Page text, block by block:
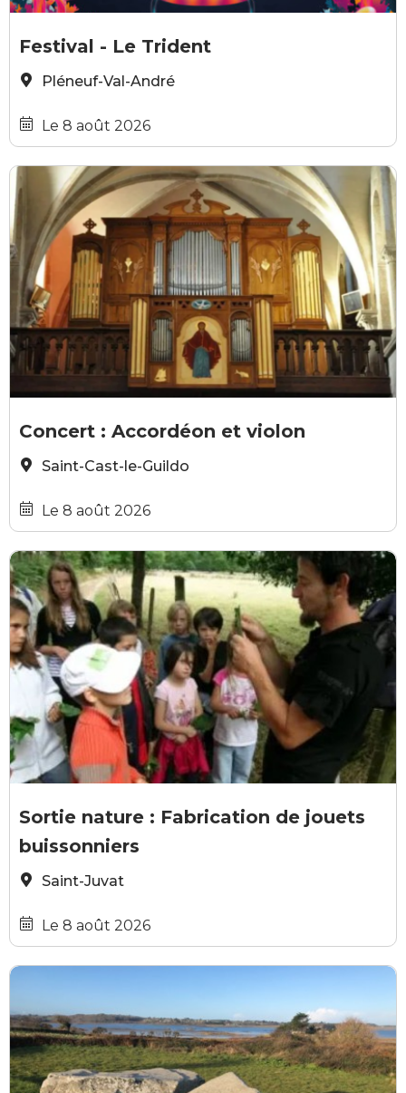
Festival - Le Trident
Pléneuf-Val-André
Le 8 août 2026
Concert : Accordéon et violon
Saint-Cast-le-Guildo
Le 8 août 2026
Sortie nature : Fabrication de jouets
buissonniers
Saint-Juvat
Le 8 août 2026